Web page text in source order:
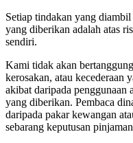
Setiap tindakan yang
yang diberikan adalah atas
sendiri.
Kami tidak akan
kerosakan, atau kecederaan
akibat daripada penggunaan
yang diberikan. Pembaca
daripada pakar kewangan
sebarang keputusan